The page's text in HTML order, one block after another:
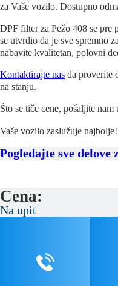
za Vaše vozilo. Dostupno
DPF filter za Pežo 408 se pre
se utvrdio da je sve spremno
nabavite kvalitetan, polovni
Kontaktirajte nas da proverite
na stanju.
Što se tiče cene, pošaljite
Vaše vozilo zaslužuje najbolje!
Pogledajte sve delove
Cena:
Na upit